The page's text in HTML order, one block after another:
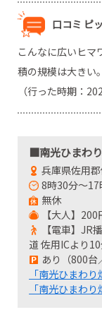
口コミ ピ
こんなに広いヒマ
積の規模は大きい
（行った時期：
■南光ひまわ
兵庫県佐用
8時30分～17
無休
【大人】
【電車】JR
道 佐用ICより
あり（800台
「南光ひまわ
「南光ひまわ